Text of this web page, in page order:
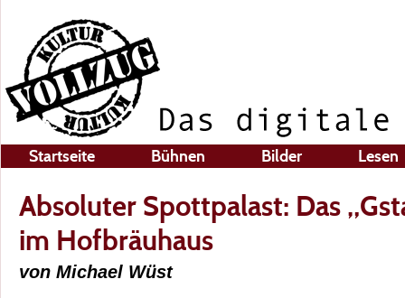
Startseite Bühnen Bilder Lesen
Absoluter Spottpalast: Das
im Hofbräuhaus
von Michael Wüst